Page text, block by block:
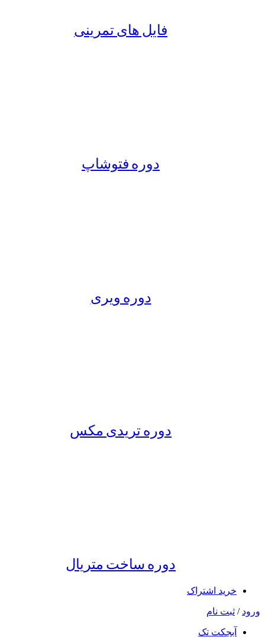
فایل های تمرینی
دوره فتوشاپ
دوره ویری
دوره تریدی مکس
دوره ساخت متریال
خرید اشتراک
ورود / ثبت نام
آبجکت تک